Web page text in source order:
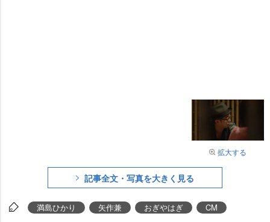
拡大する
記事全文・写真を大きく見る
満島ひかり 矢作兼 おぎやはぎ CM